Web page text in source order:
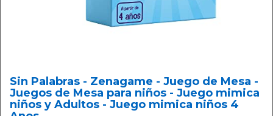
Sin Palabras - Zenagame - Juego de Mesa -
Juegos de Mesa para niños - Juego mimica
niños y Adultos - Juego mimica niños 4